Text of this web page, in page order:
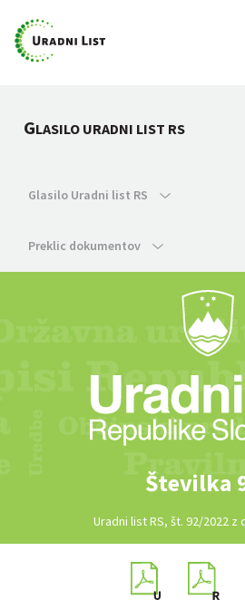
GLASILO URADNI LIST RS
Glasilo Uradni list RS
Preklic dokumentov
Številka
Uradni list RS, št. 92/2022 z